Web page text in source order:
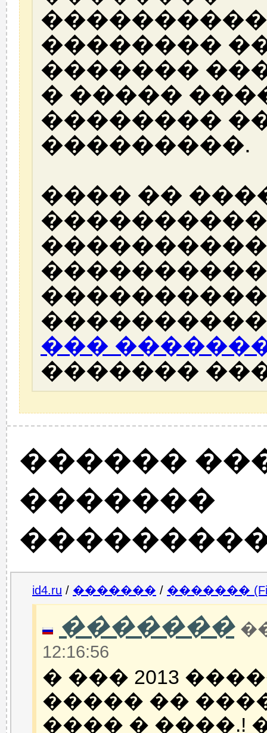
��������
�������
� �����
��������
���������.
���� ��
����������
���
�������
������
�������
id4.ru / ������� / �������
�������
12:16:56
� ��� 2013
����� ��
���� � ����.!